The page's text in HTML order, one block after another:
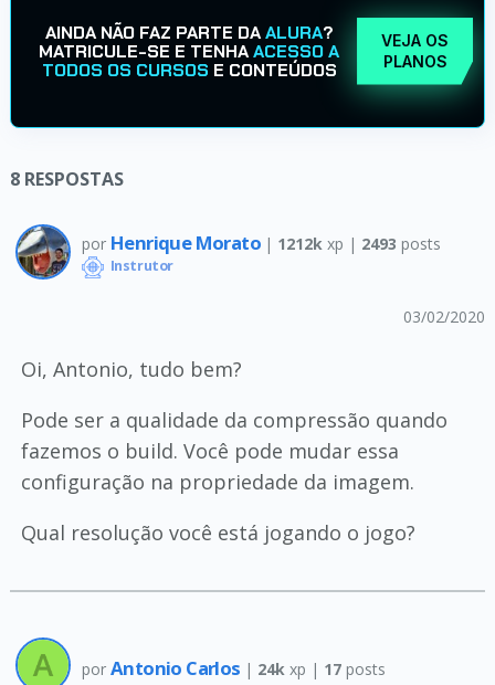
AINDA NÃO FAZ PARTE DAALURA?
MATRICULE-SE E TENHAACESSO A
TODOS OS CURSOS E CONTEÚDOS
VEJA OS
PLANOS
8 RESPOSTAS
por Henrique Morato | 1212k xp | 2493 posts
Instrutor
03/02/2020
Oi, Antonio, tudo bem?
Pode ser a qualidade da compressão quando
fazemos o build. Você pode mudar essa
configuração na propriedade da imagem.
Qual resolução você está jogando o jogo?
por Antonio Carlos | 24k xp | 17posts